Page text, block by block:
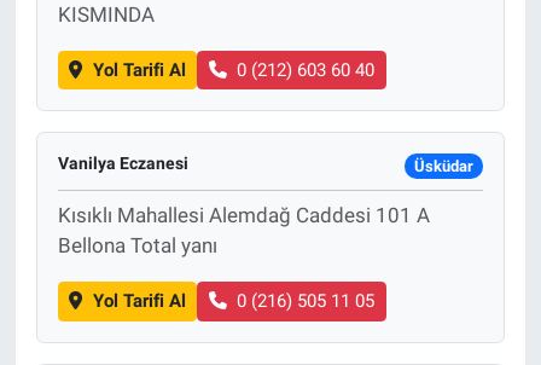
KISMINDA
Yol Tarifi Al 0 (212) 603 60 40
Vanilya Eczanesi Üsküdar
Kısıklı Mahallesi Alemdağ Caddesi 101 A
Bellona Total yanı
Yol Tarifi Al 0 (216) 505 11 05